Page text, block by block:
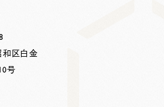
区白金
号